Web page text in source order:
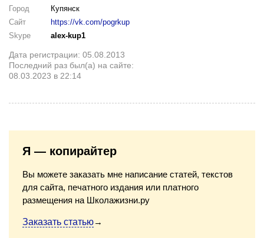
Город
Купянск
Сайт
https://vk.com/pogrkup
Skype
alex-kup1
Дата регистрации: 05.08.2013
Последний раз был(а) на сайте:
08.03.2023 в 22:14
Я — копирайтер
Вы можете заказать мне написание статей, текстов
для сайта, печатного издания или платного
размещения на Школажизни.ру
Заказать статью→